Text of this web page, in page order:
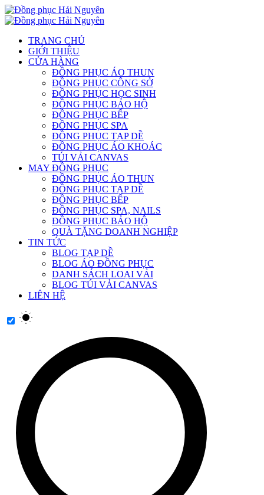
TRANG CHỦ
GIỚI THIỆU
CỬA HÀNG
ĐỒNG PHỤC ÁO THUN
ĐỒNG PHỤC CÔNG SỞ
ĐỒNG PHỤC HỌC SINH
ĐỒNG PHỤC BẢO HỘ
ĐỒNG PHỤC BẾP
ĐỒNG PHỤC SPA
ĐỒNG PHỤC TẠP DỀ
ĐỒNG PHỤC ÁO KHOÁC
TÚI VẢI CANVAS
MAY ĐỒNG PHỤC
ĐỒNG PHỤC ÁO THUN
ĐỒNG PHỤC TẠP DỀ
ĐỒNG PHỤC BẾP
ĐỒNG PHỤC SPA, NAILS
ĐỒNG PHỤC BẢO HỘ
QUÀ TẶNG DOANH NGHIỆP
TIN TỨC
BLOG TẠP DỀ
BLOG ÁO ĐỒNG PHỤC
DANH SÁCH LOẠI VẢI
BLOG TÚI VẢI CANVAS
LIÊN HỆ